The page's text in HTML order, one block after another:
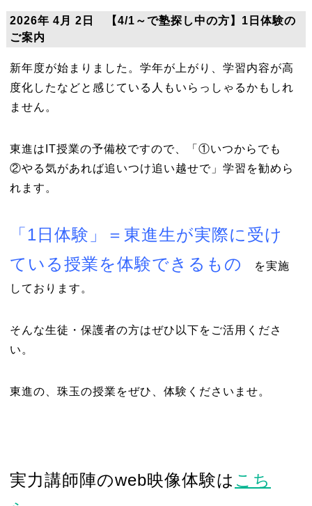
2026年 4月 2日 【4/1～で塾探し中の方】1日体験の
ご案内
新年度が始まりました。学年が上がり、学習内容が高
度化したなどと感じている人もいらっしゃるかもしれ
ません。
東進はIT授業の予備校ですので、「①いつからでも
②やる気があれば追いつけ追い越せで」学習を勧めら
れます。
「1日体験」＝東進生が実際に受け
ている授業を体験できるもの
を実施
しております。
そんな生徒・保護者の方はぜひ以下をご活用くださ
い。
東進の、珠玉の授業をぜひ、体験くださいませ。
実力講師陣のweb映像体験は こち